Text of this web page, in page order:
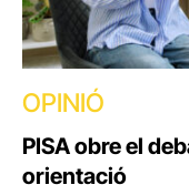
OPINIÓ
PISA obre el
orientació